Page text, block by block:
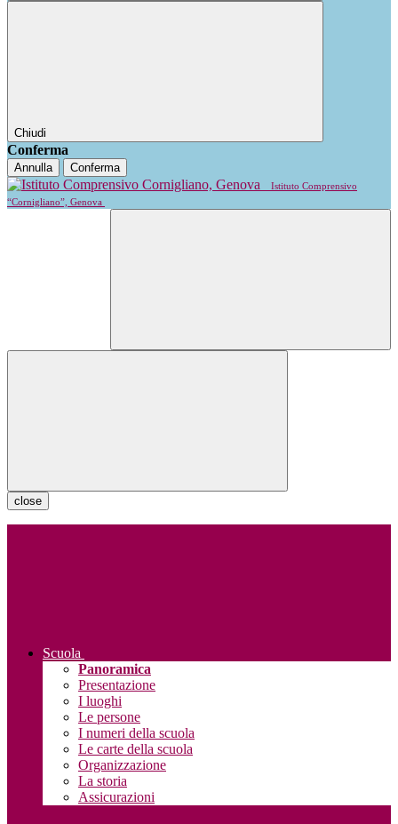
Chiudi
Conferma
Annulla Conferma
Istituto Comprensivo
“Cornigliano”, Genova
close
Scuola
Panoramica
Presentazione
I luoghi
Le persone
I numeri della scuola
Le carte della scuola
Organizzazione
La storia
Assicurazioni